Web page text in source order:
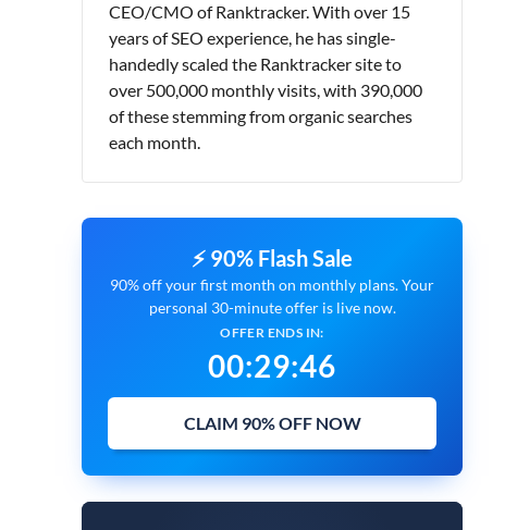
CEO/CMO of Ranktracker. With over 15
years of SEO experience, he has single-
handedly scaled the Ranktracker site to
over 500,000 monthly visits, with 390,000
of these stemming from organic searches
each month.
⚡ 90% Flash Sale
90% off your first month on monthly plans. Your
personal 30-minute offer is live now.
OFFER ENDS IN:
00:29:46
CLAIM 90% OFF NOW